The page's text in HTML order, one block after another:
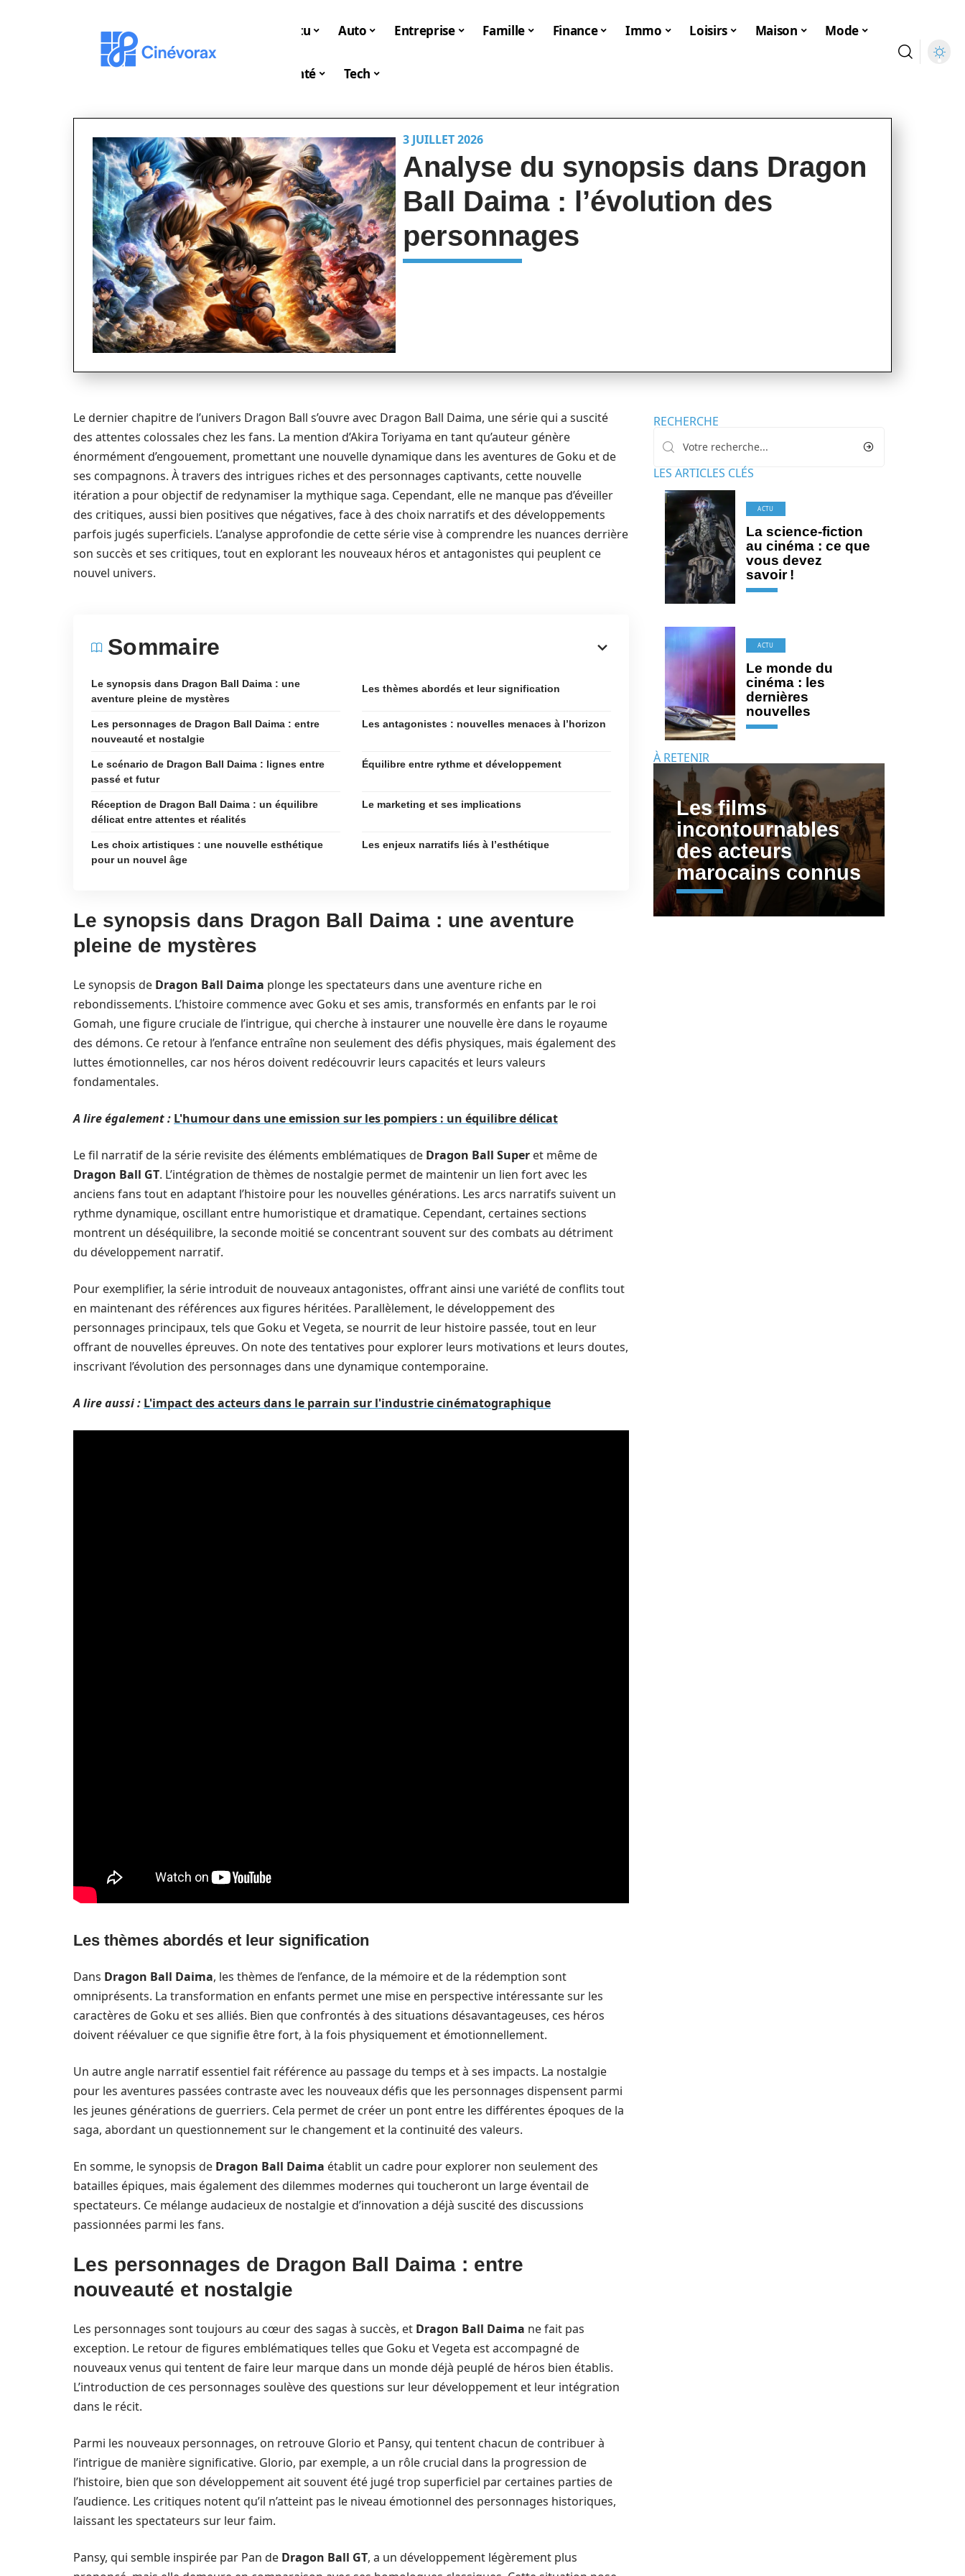
Actu Auto Entreprise Famille Finance Immo Loisirs Maison Mode
Santé Tech
3 JUILLET 2026
Analyse du synopsis dans Dragon
Ball Daima : l’évolution des
personnages
Le dernier chapitre de l’univers Dragon Ball s’ouvre avec Dragon Ball Daima, une série qui a suscité
des attentes colossales chez les fans. La mention d’Akira Toriyama en tant qu’auteur génère
énormément d’engouement, promettant une nouvelle dynamique dans les aventures de Goku et de
ses compagnons. À travers des intrigues riches et des personnages captivants, cette nouvelle
itération a pour objectif de redynamiser la mythique saga. Cependant, elle ne manque pas d’éveiller
des critiques, aussi bien positives que négatives, face à des choix narratifs et des développements
parfois jugés superficiels. L’analyse approfondie de cette série vise à comprendre les nuances derrière
son succès et ses critiques, tout en explorant les nouveaux héros et antagonistes qui peuplent ce
nouvel univers.
Sommaire
Le synopsis dans Dragon Ball Daima : une
aventure pleine de mystères
Les thèmes abordés et leur signification
Les personnages de Dragon Ball Daima : entre
nouveauté et nostalgie
Les antagonistes : nouvelles menaces à l’horizon
Le scénario de Dragon Ball Daima : lignes entre
passé et futur
Équilibre entre rythme et développement
Réception de Dragon Ball Daima : un équilibre
délicat entre attentes et réalités
Le marketing et ses implications
Les choix artistiques : une nouvelle esthétique
pour un nouvel âge
Les enjeux narratifs liés à l’esthétique
Le synopsis dans Dragon Ball Daima : une aventure
pleine de mystères
Le synopsis de Dragon Ball Daima plonge les spectateurs dans une aventure riche en
rebondissements. L’histoire commence avec Goku et ses amis, transformés en enfants par le roi
Gomah, une figure cruciale de l’intrigue, qui cherche à instaurer une nouvelle ère dans le royaume
des démons. Ce retour à l’enfance entraîne non seulement des défis physiques, mais également des
luttes émotionnelles, car nos héros doivent redécouvrir leurs capacités et leurs valeurs
fondamentales.
A lire également : L'humour dans une emission sur les pompiers : un équilibre délicat
Le fil narratif de la série revisite des éléments emblématiques de Dragon Ball Super et même de
Dragon Ball GT. L’intégration de thèmes de nostalgie permet de maintenir un lien fort avec les
anciens fans tout en adaptant l’histoire pour les nouvelles générations. Les arcs narratifs suivent un
rythme dynamique, oscillant entre humoristique et dramatique. Cependant, certaines sections
montrent un déséquilibre, la seconde moitié se concentrant souvent sur des combats au détriment
du développement narratif.
Pour exemplifier, la série introduit de nouveaux antagonistes, offrant ainsi une variété de conflits tout
en maintenant des références aux figures héritées. Parallèlement, le développement des
personnages principaux, tels que Goku et Vegeta, se nourrit de leur histoire passée, tout en leur
offrant de nouvelles épreuves. On note des tentatives pour explorer leurs motivations et leurs doutes,
inscrivant l’évolution des personnages dans une dynamique contemporaine.
A lire aussi : L'impact des acteurs dans le parrain sur l'industrie cinématographique
Les thèmes abordés et leur signification
Dans Dragon Ball Daima, les thèmes de l’enfance, de la mémoire et de la rédemption sont
omniprésents. La transformation en enfants permet une mise en perspective intéressante sur les
caractères de Goku et ses alliés. Bien que confrontés à des situations désavantageuses, ces héros
doivent réévaluer ce que signifie être fort, à la fois physiquement et émotionnellement.
Un autre angle narratif essentiel fait référence au passage du temps et à ses impacts. La nostalgie
pour les aventures passées contraste avec les nouveaux défis que les personnages dispensent parmi
les jeunes générations de guerriers. Cela permet de créer un pont entre les différentes époques de la
saga, abordant un questionnement sur le changement et la continuité des valeurs.
En somme, le synopsis de Dragon Ball Daima établit un cadre pour explorer non seulement des
batailles épiques, mais également des dilemmes modernes qui toucheront un large éventail de
spectateurs. Ce mélange audacieux de nostalgie et d’innovation a déjà suscité des discussions
passionnées parmi les fans.
Les personnages de Dragon Ball Daima : entre
nouveauté et nostalgie
Les personnages sont toujours au cœur des sagas à succès, et Dragon Ball Daima ne fait pas
exception. Le retour de figures emblématiques telles que Goku et Vegeta est accompagné de
nouveaux venus qui tentent de faire leur marque dans un monde déjà peuplé de héros bien établis.
L’introduction de ces personnages soulève des questions sur leur développement et leur intégration
dans le récit.
Parmi les nouveaux personnages, on retrouve Glorio et Pansy, qui tentent chacun de contribuer à
l’intrigue de manière significative. Glorio, par exemple, a un rôle crucial dans la progression de
l’histoire, bien que son développement ait souvent été jugé trop superficiel par certaines parties de
l’audience. Les critiques notent qu’il n’atteint pas le niveau émotionnel des personnages historiques,
laissant les spectateurs sur leur faim.
Pansy, qui semble inspirée par Pan de Dragon Ball GT, a un développement légèrement plus
RECHERCHE
LES ARTICLES CLÉS
ACTU
La science-fiction
au cinéma : ce que
vous devez
savoir !
ACTU
Le monde du
cinéma : les
dernières
nouvelles
À RETENIR
Les films
incontournables
des acteurs
marocains connus